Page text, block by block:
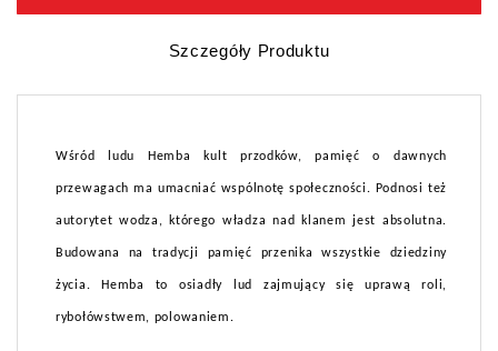
Szczegóły Produktu
Wśród ludu Hemba kult przodków, pamięć o dawnych
przewagach ma umacniać wspólnotę społeczności. Podnosi też
autorytet wodza, którego władza nad klanem jest absolutna.
Budowana na tradycji pamięć przenika wszystkie dziedziny
życia. Hemba to osiadły lud zajmujący się uprawą roli,
rybołówstwem, polowaniem.